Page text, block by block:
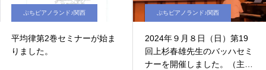
ぷちピアノランド♪関西
平均律第2巻セミナーが始ま
りました。
ぷちピアノランド♪関西
2024年９月８日（日）第19
回上杉春雄先生のバッハセミ
ナーを開催しました。（主